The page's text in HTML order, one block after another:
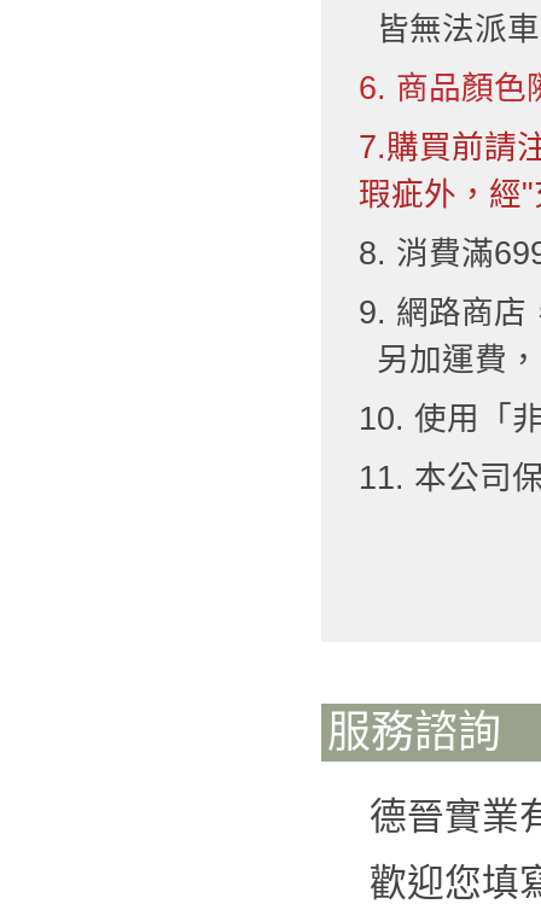
皆無法派
6. 商品顏色
7.購買前請
瑕疵外，經
8. 消費滿
9. 網路商店
另加運費
10. 使用「
11. 本公司
服務諮詢
德晉實業
歡迎您填